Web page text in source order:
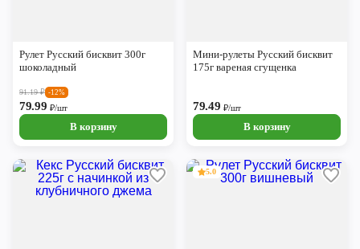
Рулет Русский бисквит 300г
шоколадный
91.19₽ -12%
79.99₽/шт
В корзину
Мини-рулеты Русский бисквит
175г вареная сгущенка
79.49₽/шт
В корзину
5.0